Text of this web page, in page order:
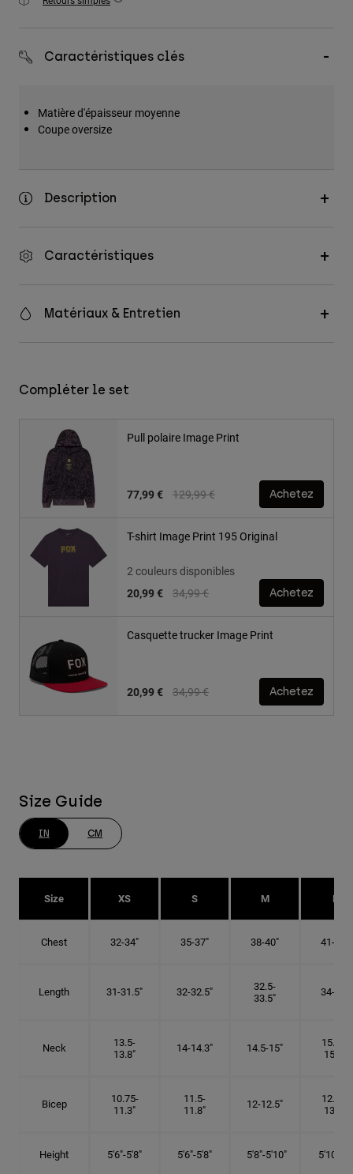
Voir tout
Caractéristiques clés
Matière d'épaisseur moyenne
Coupe oversize
Description
Caractéristiques
Matériaux & Entretien
Compléter le set
Pull polaire Image Print
Price reduced from
129,99 €to
77,99 € Achetez
T-shirt Image Print 195 Original
2 couleurs disponibles
Price reduced from
34,99 €to
20,99 € Achetez
Casquette trucker Image Print
Price reduced from
34,99 €to
20,99 € Achetez
Size Guide
IN CM
Size XS S M L
Chest 32-34" 35-37" 38-40" 41-43"
Length 31-31.5" 32-32.5"
32.5-
33.5"
34-35"
Neck
13.5-
13.8"
14-14.3" 14.5-15"
15.25-
15.5"
Bicep
10.75-
11.3"
11.5-
11.8"
12-12.5"
12.75-
13.3"
Height 5'6"-5'8" 5'6"-5'8" 5'8"-5'10" 5'10"- 6'